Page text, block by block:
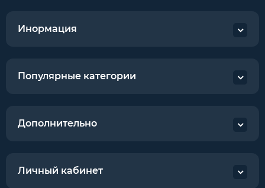
Инормация
Популярные категории
Дополнительно
Личный кабинет